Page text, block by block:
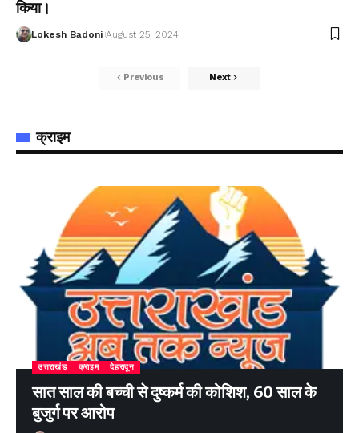
किया।
Lokesh Badoni August 25, 2024
Previous Next
क्राइम
उत्तराखंड क्राइम देहरादून
सात साल की बच्ची से दुष्कर्म की कोशिश, 60 साल के
बुजुर्ग पर आरोप